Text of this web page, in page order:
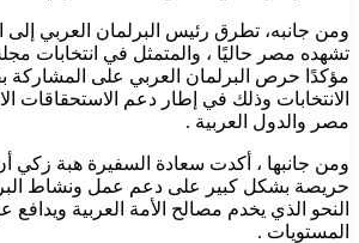
ومن جانبه، تطرق رئيس البرلمان العربي إلى
تشهده مصر حاليًا ، والمتمثل في انتخابات
مؤكدًا حرص البرلمان العربي على المشاركة
الانتخابات وذلك في إطار دعم الاستحقاقات
مصر والدول العربية .
ومن جانبها ، أكدت سعادة السفيرة هبة زكي
حريصة بشكل كبير على دعم عمل ونشاط
النحو الذي يخدم مصالح الأمة العربية
المستويات .